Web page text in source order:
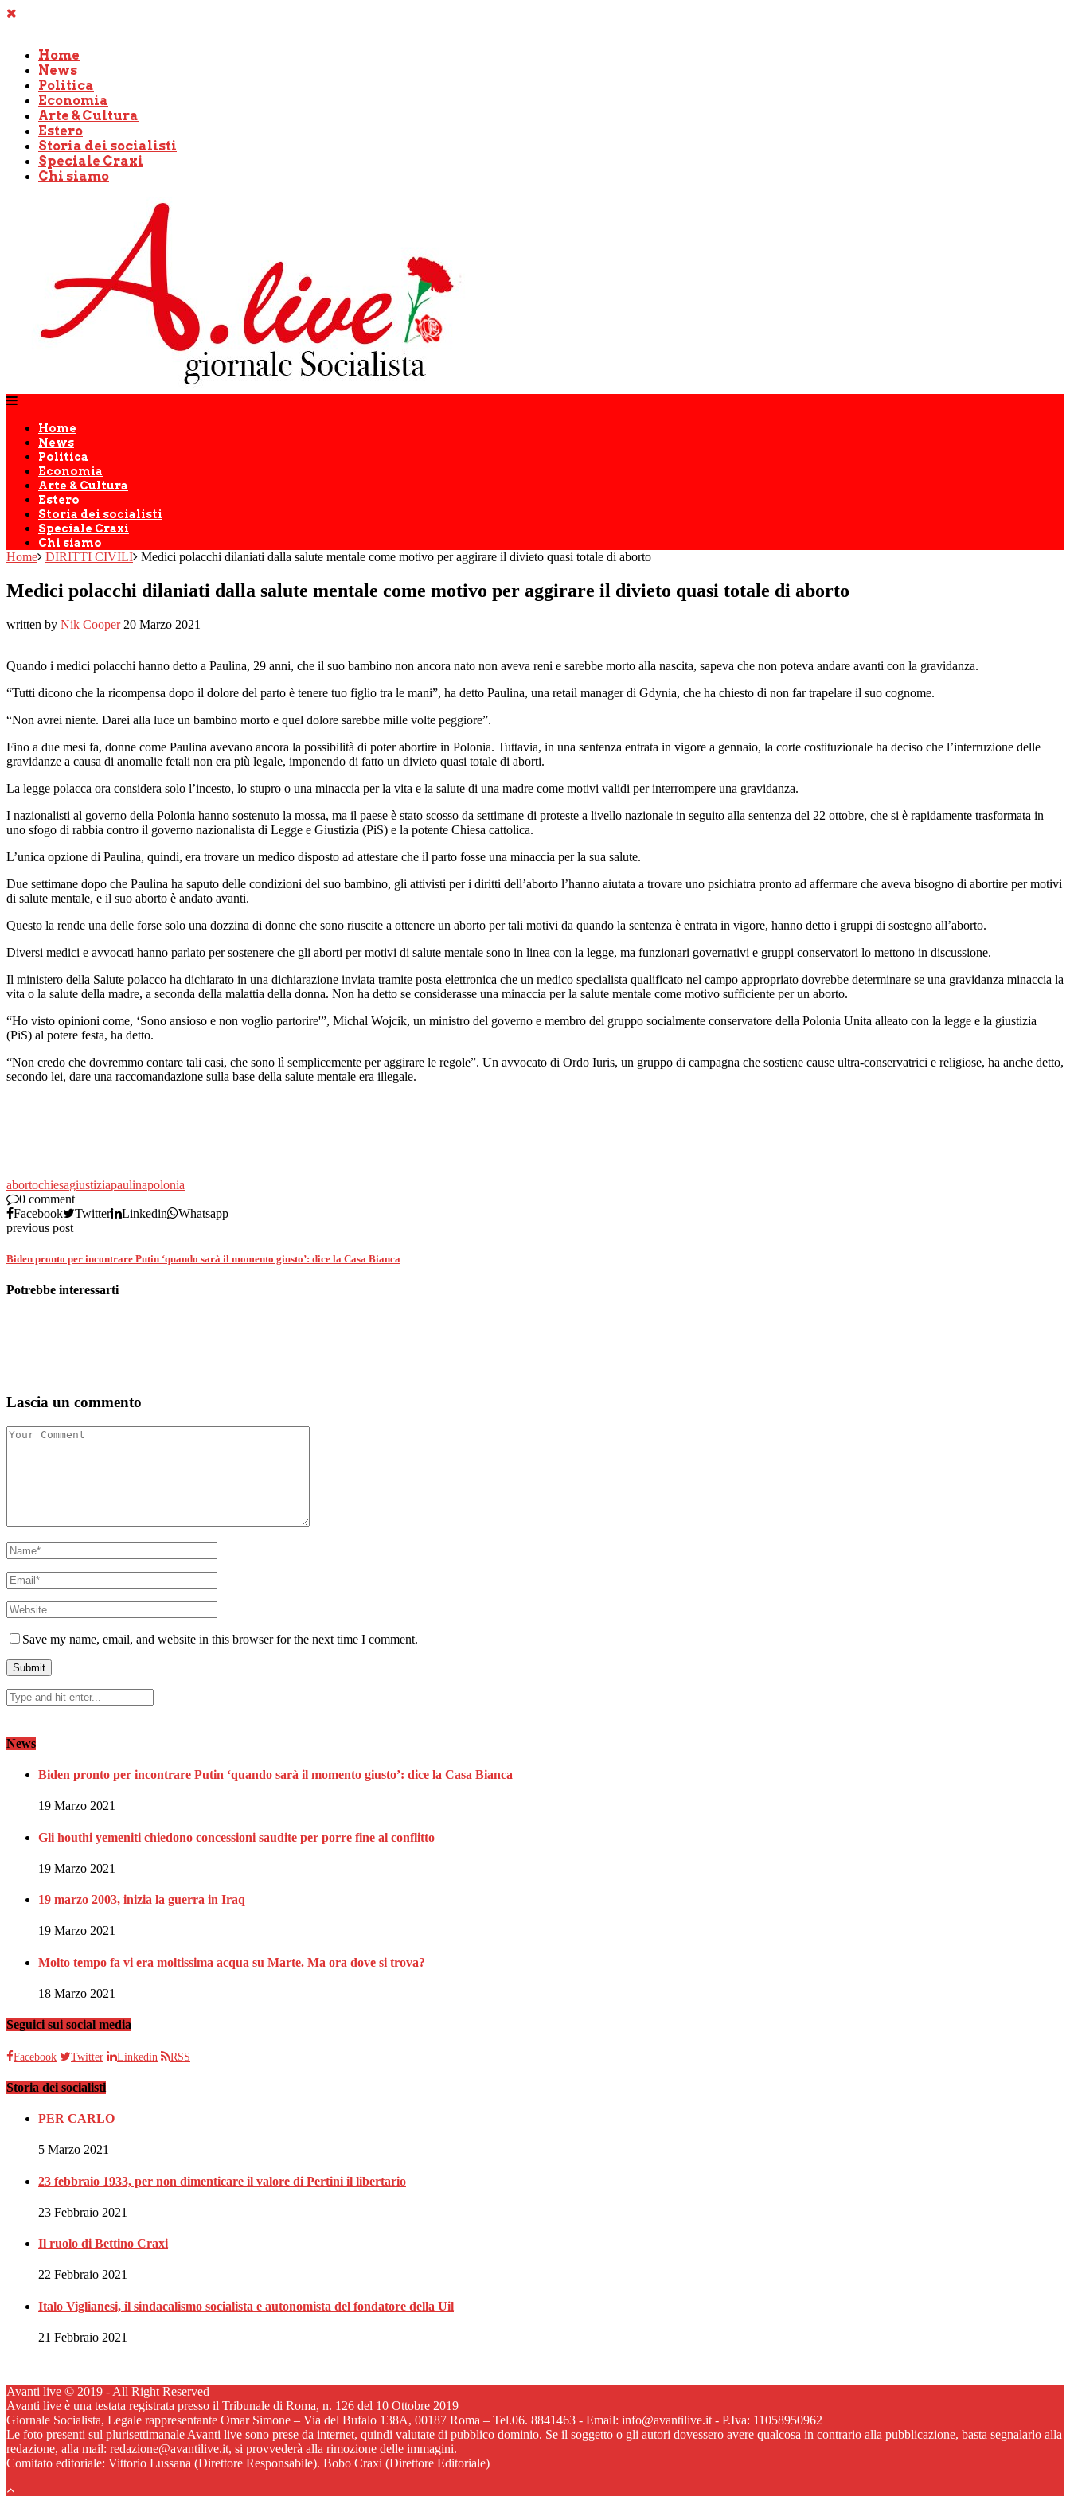
Home
News
Politica
Economia
Arte & Cultura
Estero
Storia dei socialisti
Speciale Craxi
Chi siamo
Home
News
Politica
Economia
Arte & Cultura
Estero
Storia dei socialisti
Speciale Craxi
Chi siamo
Home DIRITTI CIVILI Medici polacchi dilaniati dalla salute mentale come motivo per aggirare il divieto quasi totale di aborto
Medici polacchi dilaniati dalla salute mentale come motivo per aggirare il divieto quasi totale di aborto
written by Nik Cooper 20 Marzo 2021
Quando i medici polacchi hanno detto a Paulina, 29 anni, che il suo bambino non ancora nato non aveva reni e sarebbe morto alla nascita, sapeva che non poteva andare avanti con la gravidanza.
“Tutti dicono che la ricompensa dopo il dolore del parto è tenere tuo figlio tra le mani”, ha detto Paulina, una retail manager di Gdynia, che ha chiesto di non far trapelare il suo cognome.
“Non avrei niente. Darei alla luce un bambino morto e quel dolore sarebbe mille volte peggiore”.
Fino a due mesi fa, donne come Paulina avevano ancora la possibilità di poter abortire in Polonia. Tuttavia, in una sentenza entrata in vigore a gennaio, la corte costituzionale ha deciso che l’interruzione delle
gravidanze a causa di anomalie fetali non era più legale, imponendo di fatto un divieto quasi totale di aborti.
La legge polacca ora considera solo l’incesto, lo stupro o una minaccia per la vita e la salute di una madre come motivi validi per interrompere una gravidanza.
I nazionalisti al governo della Polonia hanno sostenuto la mossa, ma il paese è stato scosso da settimane di proteste a livello nazionale in seguito alla sentenza del 22 ottobre, che si è rapidamente trasformata in
uno sfogo di rabbia contro il governo nazionalista di Legge e Giustizia (PiS) e la potente Chiesa cattolica.
L’unica opzione di Paulina, quindi, era trovare un medico disposto ad attestare che il parto fosse una minaccia per la sua salute.
Due settimane dopo che Paulina ha saputo delle condizioni del suo bambino, gli attivisti per i diritti dell’aborto l’hanno aiutata a trovare uno psichiatra pronto ad affermare che aveva bisogno di abortire per motivi
di salute mentale, e il suo aborto è andato avanti.
Questo la rende una delle forse solo una dozzina di donne che sono riuscite a ottenere un aborto per tali motivi da quando la sentenza è entrata in vigore, hanno detto i gruppi di sostegno all’aborto.
Diversi medici e avvocati hanno parlato per sostenere che gli aborti per motivi di salute mentale sono in linea con la legge, ma funzionari governativi e gruppi conservatori lo mettono in discussione.
Il ministero della Salute polacco ha dichiarato in una dichiarazione inviata tramite posta elettronica che un medico specialista qualificato nel campo appropriato dovrebbe determinare se una gravidanza minaccia la
vita o la salute della madre, a seconda della malattia della donna. Non ha detto se considerasse una minaccia per la salute mentale come motivo sufficiente per un aborto.
“Ho visto opinioni come, ‘Sono ansioso e non voglio partorire'”, Michal Wojcik, un ministro del governo e membro del gruppo socialmente conservatore della Polonia Unita alleato con la legge e la giustizia
(PiS) al potere festa, ha detto.
“Non credo che dovremmo contare tali casi, che sono lì semplicemente per aggirare le regole”. Un avvocato di Ordo Iuris, un gruppo di campagna che sostiene cause ultra-conservatrici e religiose, ha anche detto,
secondo lei, dare una raccomandazione sulla base della salute mentale era illegale.
abortochiesagiustiziapaulinapolonia
0 comment
Facebook
Twitter Linkedin
Whatsapp
previous post
Biden pronto per incontrare Putin ‘quando sarà il momento giusto’: dice la Casa Bianca
Potrebbe interessarti
Lascia un commento
Save my name, email, and website in this browser for the next time I comment.
News
Biden pronto per incontrare Putin ‘quando sarà il momento giusto’: dice la Casa Bianca
19 Marzo 2021
Gli houthi yemeniti chiedono concessioni saudite per porre fine al conflitto
19 Marzo 2021
19 marzo 2003, inizia la guerra in Iraq
19 Marzo 2021
Molto tempo fa vi era moltissima acqua su Marte. Ma ora dove si trova?
18 Marzo 2021
Seguici sui social media
Facebook Twitter Linkedin RSS
Storia dei socialisti
PER CARLO
5 Marzo 2021
23 febbraio 1933, per non dimenticare il valore di Pertini il libertario
23 Febbraio 2021
Il ruolo di Bettino Craxi
22 Febbraio 2021
Italo Viglianesi, il sindacalismo socialista e autonomista del fondatore della Uil
21 Febbraio 2021
Avanti live © 2019 - All Right Reserved
Avanti live è una testata registrata presso il Tribunale di Roma, n. 126 del 10 Ottobre 2019
Giornale Socialista, Legale rappresentante Omar Simone – Via del Bufalo 138A, 00187 Roma – Tel.06. 8841463 - Email: info@avantilive.it - P.Iva: 11058950962
Le foto presenti sul plurisettimanale Avanti live sono prese da internet, quindi valutate di pubblico dominio. Se il soggetto o gli autori dovessero avere qualcosa in contrario alla pubblicazione, basta segnalarlo alla
redazione, alla mail: redazione@avantilive.it, si provvederà alla rimozione delle immagini.
Comitato editoriale: Vittorio Lussana (Direttore Responsabile). Bobo Craxi (Direttore Editoriale)